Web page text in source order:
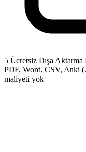
5 Ücretsiz Dışa Aktarma
PDF, Word, CSV, Anki
maliyeti yok